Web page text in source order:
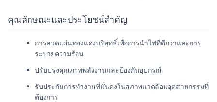
คุณลักษณะและประโยชน์สําคัญ
การลวดแผ่นทองแดงบริสุทธิ์เพื่อการนําไฟที่ดีกว่าและการ
ระบายความร้อน
ปรับปรุงคุณภาพพลังงานและป้องกันอุปกรณ์
รับประกันการทํางานที่มั่นคงในสภาพแวดล้อมอุตสาหกรรมที่
ต้องการ